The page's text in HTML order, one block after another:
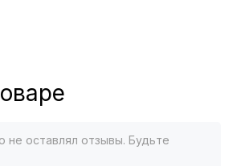
не оставлял отзывы. Будьте